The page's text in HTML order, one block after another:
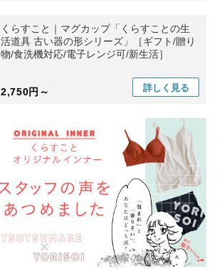
くらすこと｜マグカップ「くらすことの生
活道具 古い器の形シリーズ」［ギフト/贈り
物/食洗機対応/電子レンジ可/新生活］
2,750円～ 詳しく 見る